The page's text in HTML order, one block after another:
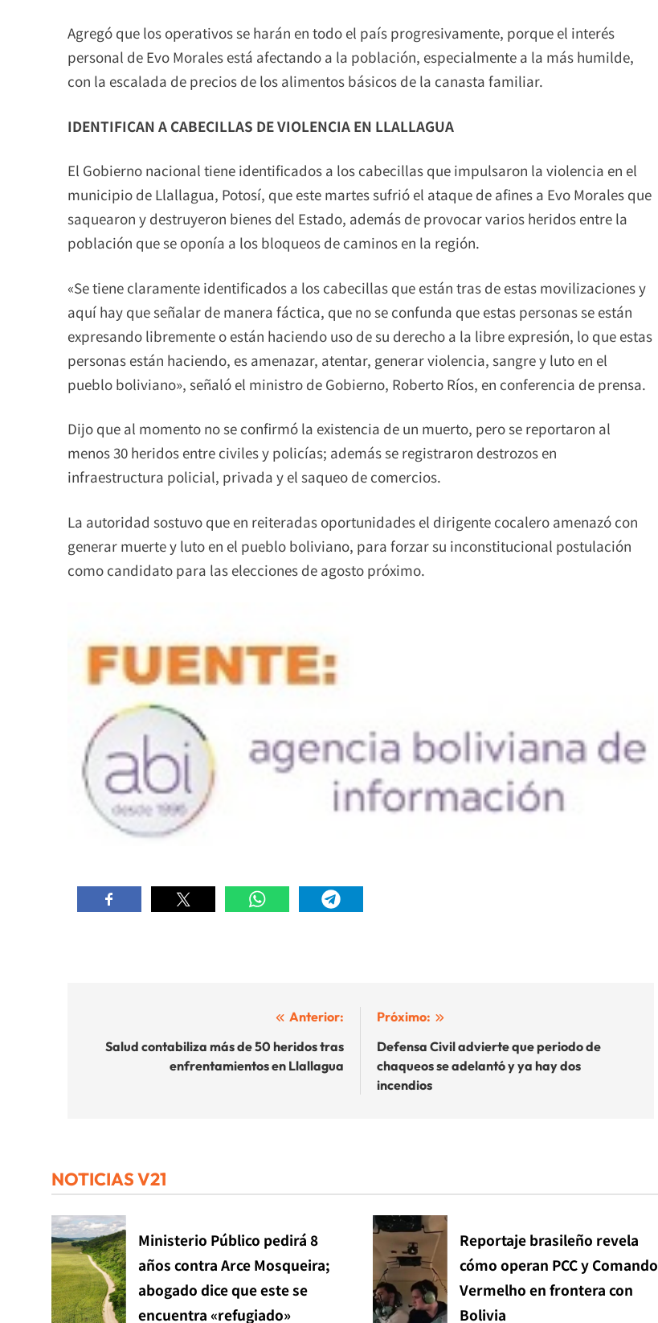
Agregó que los operativos se harán en todo el país progresivamente, porque el interés
personal de Evo Morales está afectando a la población, especialmente a la más humilde,
con la escalada de precios de los alimentos básicos de la canasta familiar.
IDENTIFICAN A CABECILLAS DE VIOLENCIA EN LLALLAGUA
El Gobierno nacional tiene identificados a los cabecillas que impulsaron la violencia en el
municipio de Llallagua, Potosí, que este martes sufrió el ataque de afines a Evo Morales que
saquearon y destruyeron bienes del Estado, además de provocar varios heridos entre la
población que se oponía a los bloqueos de caminos en la región.
«Se tiene claramente identificados a los cabecillas que están tras de estas movilizaciones y
aquí hay que señalar de manera fáctica, que no se confunda que estas personas se están
expresando libremente o están haciendo uso de su derecho a la libre expresión, lo que estas
personas están haciendo, es amenazar, atentar, generar violencia, sangre y luto en el
pueblo boliviano», señaló el ministro de Gobierno, Roberto Ríos, en conferencia de prensa.
Dijo que al momento no se confirmó la existencia de un muerto, pero se reportaron al
menos 30 heridos entre civiles y policías; además se registraron destrozos en
infraestructura policial, privada y el saqueo de comercios.
La autoridad sostuvo que en reiteradas oportunidades el dirigente cocalero amenazó con
generar muerte y luto en el pueblo boliviano, para forzar su inconstitucional postulación
como candidato para las elecciones de agosto próximo.
Anterior:
Salud contabiliza más de 50 heridos tras
enfrentamientos en Llallagua
Próximo:
Defensa Civil advierte que periodo de
chaqueos se adelantó y ya hay dos
incendios
NOTICIAS V21
Ministerio Público pedirá 8
años contra Arce Mosqueira;
abogado dice que este se
encuentra «refugiado»
Reportaje brasileño revela
cómo operan PCC y Comando
Vermelho en frontera con
Bolivia